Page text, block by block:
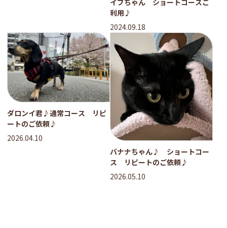
利用♪
2024.09.18
ダロンイ君♪通常コース リピ
ートのご依頼♪
2026.04.10
バナナちゃん♪ ショートコー
ス リピートのご依頼♪
2026.05.10